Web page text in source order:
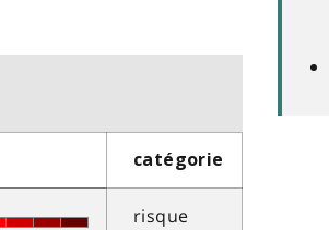
catégorie
risque